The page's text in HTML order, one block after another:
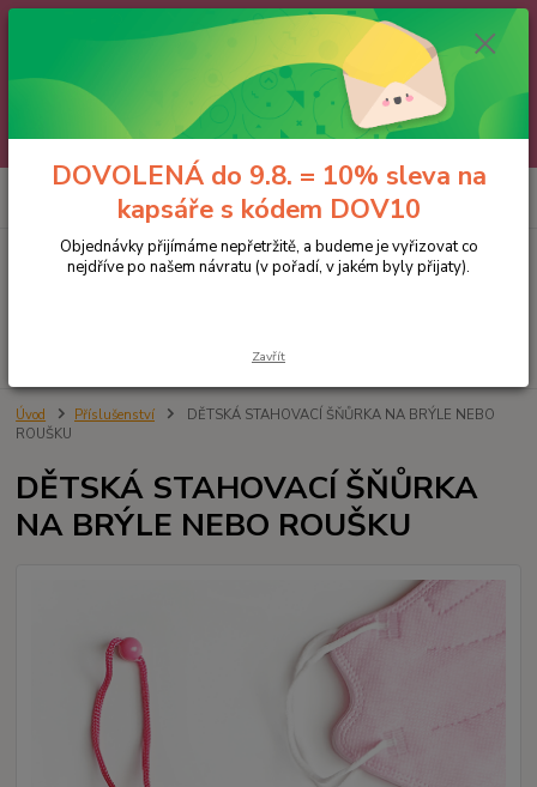
🌼 DOVOLENÁ do 9.8. 🌼
Jakmile se vrátíme, všechny objednávky, e-maily i telefonáty vyřídíme
postupně - v pořadí, v jakém nám přišly. Děkujeme za trpělivost.
A abychom vám čekání trochu zpříjemnili: doprava ZDARMA nad 700 Kč
a 10% sleva na kapsáře 😊 Slevový kód: DOV10
Menu
0
Úvod Příslušenství
DĚTSKÁ STAHOVACÍ ŠŇŮRKA NA BRÝLE NEBO
ROUŠKU
DĚTSKÁ STAHOVACÍ ŠŇŮRKA
NA BRÝLE NEBO ROUŠKU
DOVOLENÁ do 9.8. = 10% sleva na
kapsáře s kódem DOV10
Objednávky přijímáme nepřetržitě, a budeme je vyřizovat co
nejdříve po našem návratu (v pořadí, v jakém byly přijaty).
Zavřít